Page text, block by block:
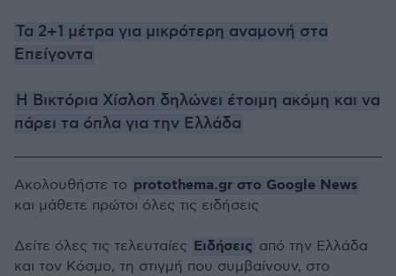
Τα 2+1 μέτρα για μικρότερη αναμονή στα
Επείγοντα
Η Bικτόρια Χίσλοπ δηλώνει έτοιμη ακόμη και να
πάρει τα όπλα για την Ελλάδα
Ακολουθήστε το protothema.gr στο Google News
και μάθετε πρώτοι όλες τις ειδήσεις
Δείτε όλες τις τελευταίες Ειδήσεις από την Ελλάδα
και τον Κόσμο, τη στιγμή που συμβαίνουν, στο